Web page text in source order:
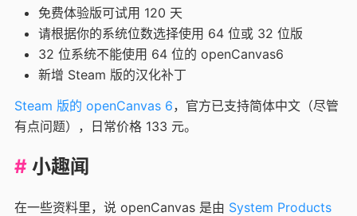
免费体验版可试用 120 天
请根据你的系统位数选择使用 64 位或 32 位版
32 位系统不能使用 64 位的 openCanvas6
新增 Steam 版的汉化补丁
Steam 版的 openCanvas 6，官方已支持简体中文（尽管
有点问题），日常价格 133 元。
小趣闻
在一些资料里，说 openCanvas 是由 System Products